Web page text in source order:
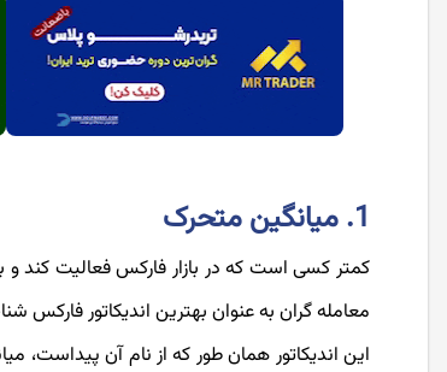
1. میانگین متحرک
معامله گران به عنوان بهترین اندیکاتور فارکس
این اندیکاتور همان طور که از نام آن